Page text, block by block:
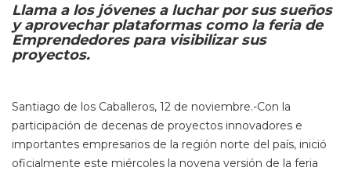
Llama a los jóvenes a luchar por sus sueños
y aprovechar plataformas como la feria de
Emprendedores para visibilizar sus
proyectos.
Santiago de los Caballeros, 12 de noviembre.-Con la
participación de decenas de proyectos innovadores e
importantes empresarios de la región norte del país, inició
oficialmente este miércoles la novena versión de la feria